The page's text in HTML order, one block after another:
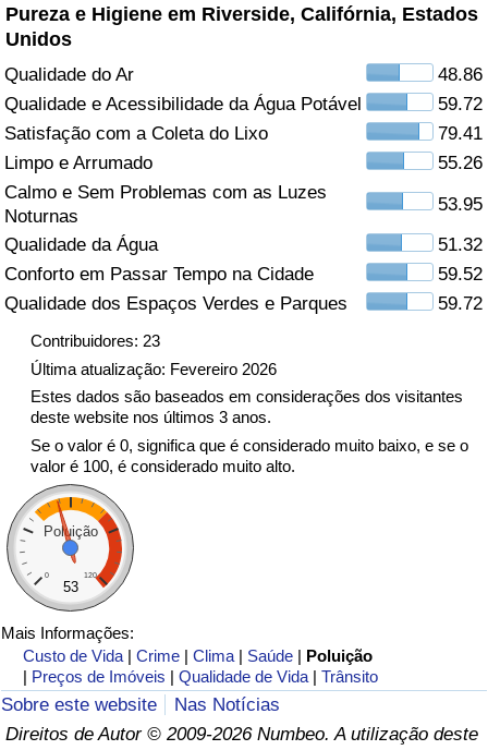
Pureza e Higiene em Riverside, Califórnia, Estados
Unidos
Qualidade do Ar
48.86
Qualidade e Acessibilidade da Água Potável
59.72
Satisfação com a Coleta do Lixo
79.41
Limpo e Arrumado
55.26
Calmo e Sem Problemas com as Luzes
Noturnas
53.95
Qualidade da Água
51.32
Conforto em Passar Tempo na Cidade
59.52
Qualidade dos Espaços Verdes e Parques
59.72
Contribuidores: 23
Última atualização: Fevereiro 2026
Estes dados são baseados em considerações dos visitantes
deste website nos últimos 3 anos.
Se o valor é 0, significa que é considerado muito baixo, e se o
valor é 100, é considerado muito alto.
Poluição
0 120
53
Mais Informações:
Custo de Vida |Crime |Clima | Saúde | Poluição
| Preços de Imóveis |Qualidade de Vida |Trânsito
Sobre este website
Nas Notícias
Direitos de Autor © 2009-2026 Numbeo. A utilização deste
Poluição
Índice de poluição
Indicador de Poluição por País
Trânsito
Indicador de Trânsito
Indicador de Trânsito (Atual)
Indicador de Trânsito por País